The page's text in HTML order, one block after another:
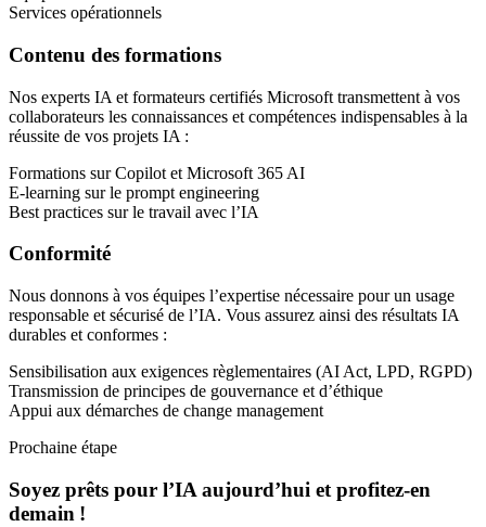
Services opérationnels
Contenu des formations
Nos experts IA et formateurs certifiés Microsoft transmettent à vos
collaborateurs les connaissances et compétences indispensables à la
réussite de vos projets IA :
Formations sur Copilot et Microsoft 365 AI
E-learning sur le prompt engineering
Best practices sur le travail avec l’IA
Conformité
Nous donnons à vos équipes l’expertise nécessaire pour un usage
responsable et sécurisé de l’IA. Vous assurez ainsi des résultats IA
durables et conformes :
Sensibilisation aux exigences règlementaires (AI Act, LPD, RGPD)
Transmission de principes de gouvernance et d’éthique
Appui aux démarches de change management
Prochaine étape
Soyez prêts pour l’IA aujourd’hui et profitez-en
demain !